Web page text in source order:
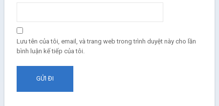
Lưu tên của tôi, email, và trang web trong trình duyệt này cho lần
bình luận kế tiếp của tôi.